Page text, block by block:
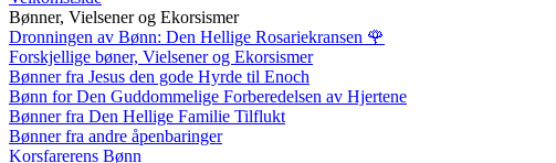
Bønner, Vielsener og Ekorsismer
Dronningen av Bønn: Den Hellige Rosariekransen 🌹
Forskjellige bøner, Vielsener og Ekorsismer
Bønner fra Jesus den gode Hyrde til Enoch
Bønn for Den Guddommelige Forberedelsen av Hjertene
Bønner fra Den Hellige Familie Tilflukt
Bønner fra andre åpenbaringer
Korsfarerens Bønn